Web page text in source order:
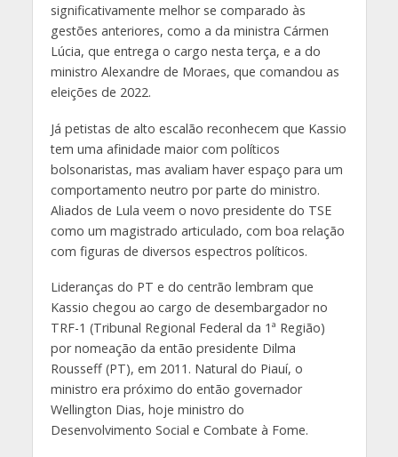
significativamente melhor se comparado às
gestões anteriores, como a da ministra Cármen
Lúcia, que entrega o cargo nesta terça, e a do
ministro Alexandre de Moraes, que comandou as
eleições de 2022.
Já petistas de alto escalão reconhecem que Kassio
tem uma afinidade maior com políticos
bolsonaristas, mas avaliam haver espaço para um
comportamento neutro por parte do ministro.
Aliados de Lula veem o novo presidente do TSE
como um magistrado articulado, com boa relação
com figuras de diversos espectros políticos.
Lideranças do PT e do centrão lembram que
Kassio chegou ao cargo de desembargador no
TRF-1 (Tribunal Regional Federal da 1ª Região)
por nomeação da então presidente Dilma
Rousseff (PT), em 2011. Natural do Piauí, o
ministro era próximo do então governador
Wellington Dias, hoje ministro do
Desenvolvimento Social e Combate à Fome.